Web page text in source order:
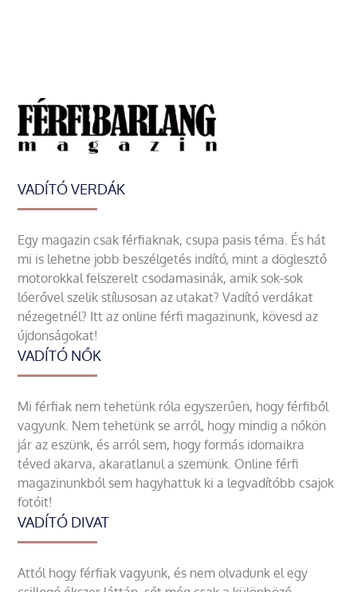
VADÍTÓ VERDÁK
Egy magazin csak férfiaknak, csupa pasis téma. És hát
mi is lehetne jobb beszélgetés indító, mint a döglesztő
motorokkal felszerelt csodamasinák, amik sok-sok
lóerővel szelik stílusosan az utakat? Vadító verdákat
nézegetnél? Itt az online férfi magazinunk, kövesd az
újdonságokat!
VADÍTÓ NŐK
Mi férfiak nem tehetünk róla egyszerűen, hogy férfiből
vagyunk. Nem tehetünk se arról, hogy mindig a nőkön
jár az eszünk, és arról sem, hogy formás idomaikra
téved akarva, akaratlanul a szemünk. Online férfi
magazinunkból sem hagyhattuk ki a legvadítóbb csajok
fotóit!
VADÍTÓ DIVAT
Attól hogy férfiak vagyunk, és nem olvadunk el egy